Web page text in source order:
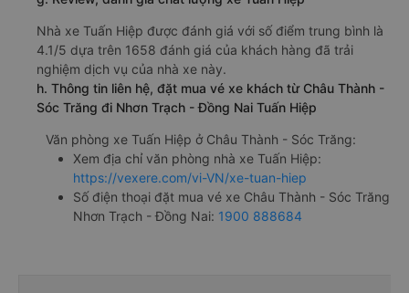
Nhà xe Tuấn Hiệp được đánh giá với số điểm trung bình là
4.1/5 dựa trên 1658 đánh giá của khách hàng đã trải
nghiệm dịch vụ của nhà xe này.
h. Thông tin liên hệ, đặt mua vé xe khách từ Châu Thành -
Sóc Trăng đi Nhơn Trạch - Đồng Nai Tuấn Hiệp
Văn phòng xe Tuấn Hiệp ở Châu Thành - Sóc Trăng:
Xem địa chỉ văn phòng nhà xe Tuấn Hiệp:
https://vexere.com/vi-VN/xe-tuan-hiep
Số điện thoại đặt mua vé xe Châu Thành - Sóc Trăng
Nhơn Trạch - Đồng Nai: 1900 888684